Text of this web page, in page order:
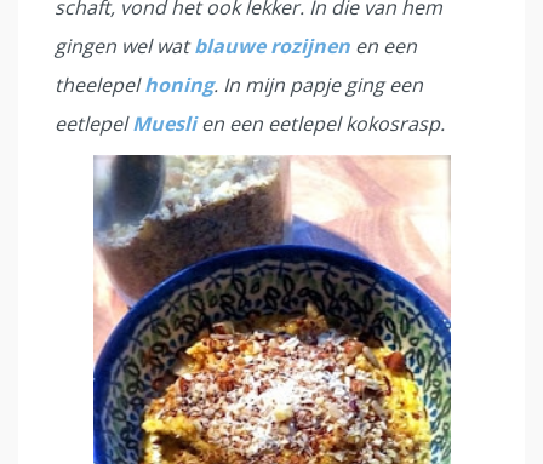
schaft, vond het ook lekker. In die van hem
gingen wel watblauwe rozijnen en een
theelepelhoning. In mijn papje ging een
eetlepelMueslien een eetlepel kokosrasp.